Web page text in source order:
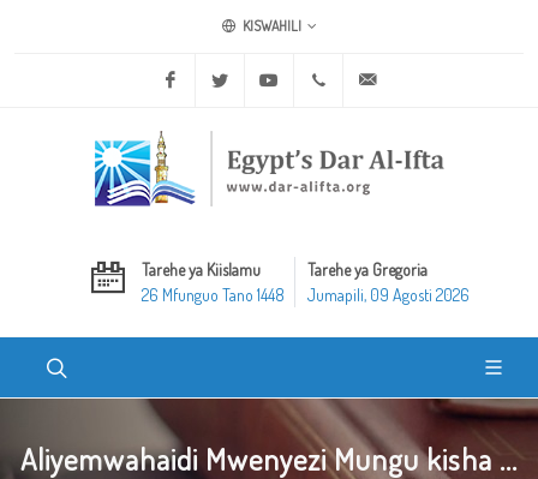
KISWAHILI
Facebook Twitter Youtube +20 2 25970400
Tarehe ya Kiislamu
26 Mfunguo Tano 1448
Tarehe ya Gregoria
Jumapili, 09 Agosti 2026
Aliyemwahaidi Mwenyezi Mungu kisha ...